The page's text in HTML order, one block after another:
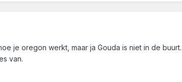
je oregon werkt, maar ja Gouda is niet in de
van.